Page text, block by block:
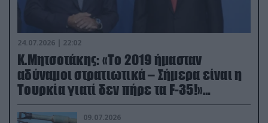
24.07.2026 | 22:02
Κ.Μητσοτάκης: «Το 2019 ήμασταν
αδύναμοι στρατιωτικά – Σήμερα είναι η
Τουρκία γιατί δεν πήρε τα F-35!»
(βίντεο)
09.07.2026